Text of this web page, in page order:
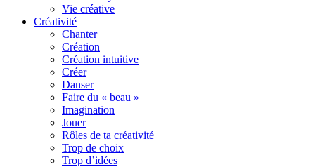
Vie créative
Créativité
Chanter
Création
Création intuitive
Créer
Danser
Faire du « beau »
Imagination
Jouer
Rôles de ta créativité
Trop de choix
Trop d’idées